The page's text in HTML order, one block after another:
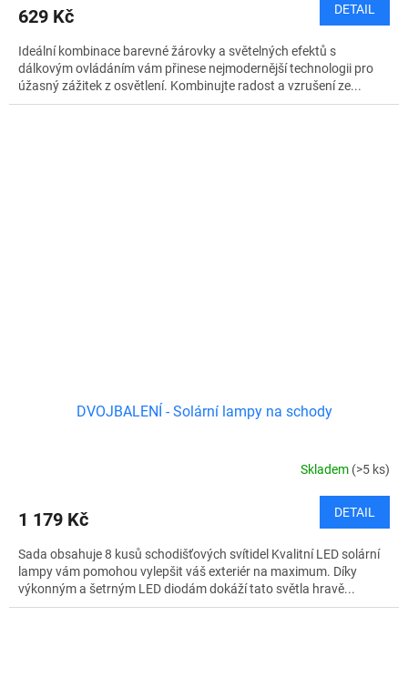
629 Kč DETAIL
Ideální kombinace barevné žárovky a světelných efektů s
dálkovým ovládáním vám přinese nejmodernější technologii pro
úžasný zážitek z osvětlení. Kombinujte radost a vzrušení ze...
DVOJBALENÍ - Solární lampy na schody
Skladem (>5 ks)
1 179 Kč DETAIL
Sada obsahuje 8 kusů schodišťových svítidel Kvalitní LED solární
lampy vám pomohou vylepšit váš exteriér na maximum. Díky
výkonným a šetrným LED diodám dokáží tato světla hravě...